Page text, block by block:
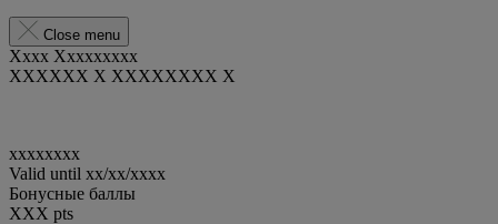
Close menu
Xxxx Xxxxxxxxx
XXXXXX X XXXXXXXX X
xxxxxxxx
Valid until xx/xx/xxxx
Бонусные баллы
XXX pts